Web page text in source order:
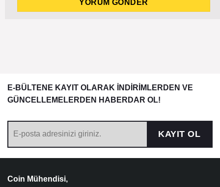
E-BÜLTENE KAYIT OLARAK İNDİRİMLERDEN VE
GÜNCELLEMELERDEN HABERDAR OL!
KAYIT OL
Coin Mühendisi,